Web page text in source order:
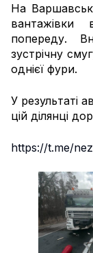
На
попереду.
зустрічну
однієї фури.
У результаті
цій ділянці
https://t.me/